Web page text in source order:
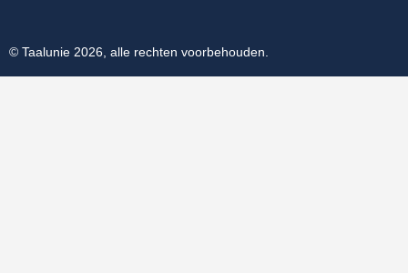
© Taalunie 2026, alle rechten voorbehouden.